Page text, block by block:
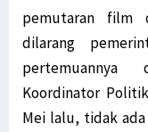
pemutaran film
dilarang
pertemuannya
Koordinator
Mei lalu, tidak